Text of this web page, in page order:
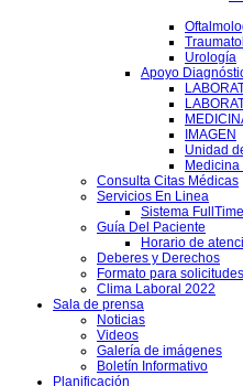
Urología
Apoyo
IMAGEN
Unidad
Medicina
Consulta Citas Médicas
Servicios En Linea
Sistema FullTime
Guía Del Paciente
Horario de
Deberes y Derechos
Formato para solicitudes
Clima Laboral 2022
Sala de prensa
Noticias
Videos
Galería de imágenes
Boletín Informativo
Planificación